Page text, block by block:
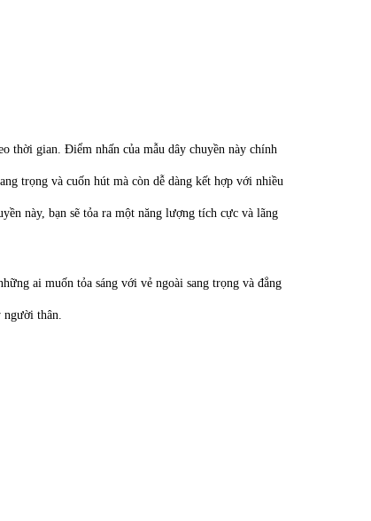
thời gian. Điểm nhấn của mẫu dây chuyền này chính
trọng và cuốn hút mà còn dễ dàng kết hợp với nhiều
này, bạn sẽ tỏa ra một năng lượng tích cực và lãng
ai muốn tỏa sáng với vẻ ngoài sang trọng và đẳng
người thân.